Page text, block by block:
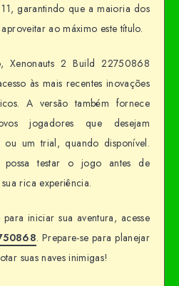
garantindo que a maioria dos
ao máximo este título.
Xenonauts 2 Build 22750868
às mais recentes inovações
A versão também fornece
jogadores que desejam
ou um trial, quando disponível.
possa testar o jogo antes de
rica experiência.
iniciar sua aventura, acesse
. Prepare-se para planejar
suas naves inimigas!